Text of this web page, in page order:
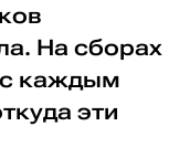
На сборах
с каждым
эти